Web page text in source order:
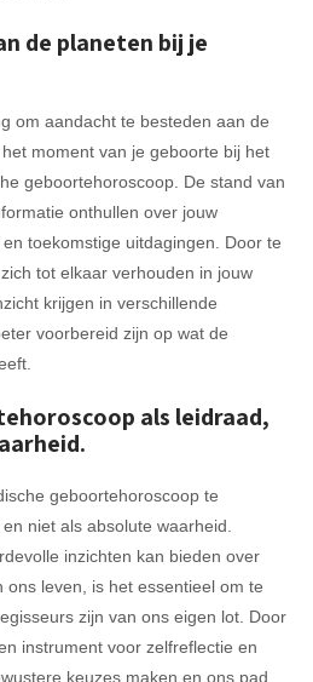
de planeten bij je
om aandacht te besteden aan de
moment van je geboorte bij het
geboortehoroscoop. De stand van
onthullen over jouw
toekomstige uitdagingen. Door te
tot elkaar verhouden in jouw
krijgen in verschillende
voorbereid zijn op wat de
als leidraad,
geboortehoroscoop te
niet als absolute waarheid.
inzichten kan bieden over
ons leven, is het essentieel om te
zijn van ons eigen lot. Door
instrument voor zelfreflectie en
keuzes maken en ons pad